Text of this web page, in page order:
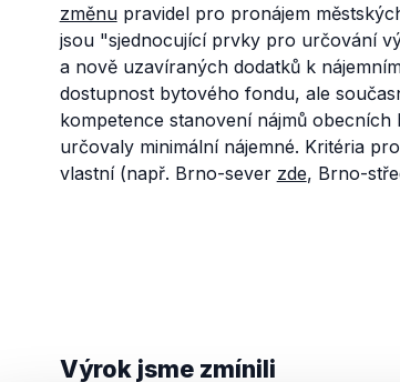
změnupravidel pro pronájem
jsou "sjednocující prvky pro určování
a nově uzavíraných dodatků k
dostupnost bytového fondu, ale
kompetence stanovení nájmů
určovaly minimální nájemné. Kritéria
vlastní (např. Brno-sever zde, Brno-
Výrok jsme zmínili